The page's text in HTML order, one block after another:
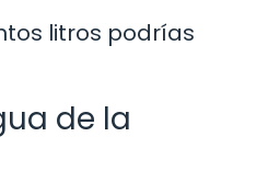
litros podrías
de la